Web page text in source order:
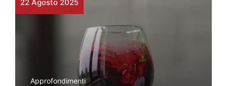
22 Agosto 2025
Approfondimenti